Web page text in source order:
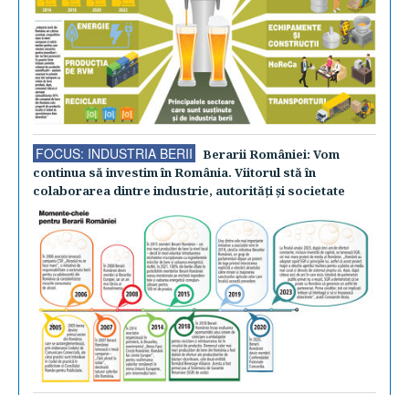
FOCUS: INDUSTRIA BERII
Berarii României: Vom
continua să investim în România. Viitorul stă în
colaborarea dintre industrie, autorităţi şi societate